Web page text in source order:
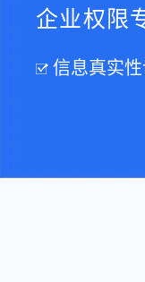
企业权限
信息真实